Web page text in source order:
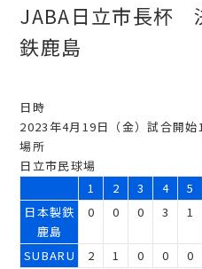
JABA日立市長
鉄鹿島
日時
2023年4月19日（金）試合開始
場所
日立市民球場
1
2 3 4 5
日本製鉄
鹿島
0 0 0 3 1
SUBARU 2 1 0 0 0